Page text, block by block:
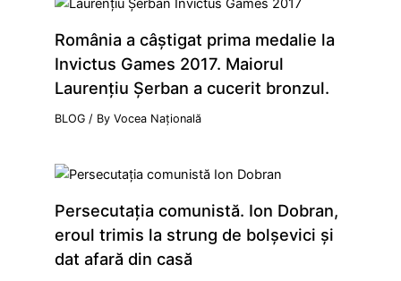
România a câştigat prima medalie la
Invictus Games 2017. Maiorul
Laurenţiu Şerban a cucerit bronzul.
BLOG / ByVocea Națională
Persecutaţia comunistă. Ion Dobran,
eroul trimis la strung de bolşevici şi
dat afară din casă